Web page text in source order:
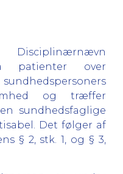
patienter over
og træffer
sundhedsfaglige
Det følger af
§ 2, stk. 1, og § 3,